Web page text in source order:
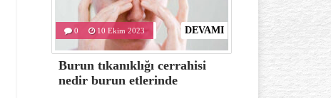
DEVAMI
0 10 Ekim 2023
Burun tıkanıklığı cerrahisi
nedir burun etlerinde
0
İlk yardım